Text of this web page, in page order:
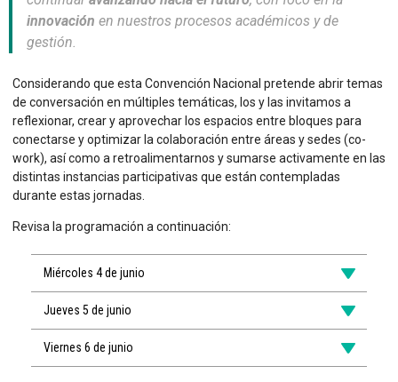
我们是谁
Intranet Docente
Egresados
Alumnos
Admisión
Chat
innovación en nuestros procesos académicos y de
gestión.
Considerando que esta Convención Nacional pretende abrir temas
de conversación en múltiples temáticas, los y las invitamos a
reflexionar, crear y aprovechar los espacios entre bloques para
conectarse y optimizar la colaboración entre áreas y sedes (co-
work), así como a retroalimentarnos y sumarse activamente en las
distintas instancias participativas que están contempladas
durante estas jornadas.
Revisa la programación a continuación:
Miércoles 4 de junio
Jueves 5 de junio
Viernes 6 de junio